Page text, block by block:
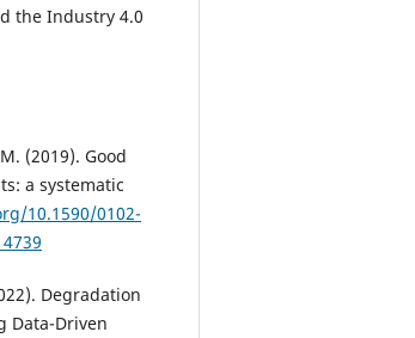
the Industry 4.0
(2019). Good
a systematic
10.1590/0102-
Degradation
Data-Driven